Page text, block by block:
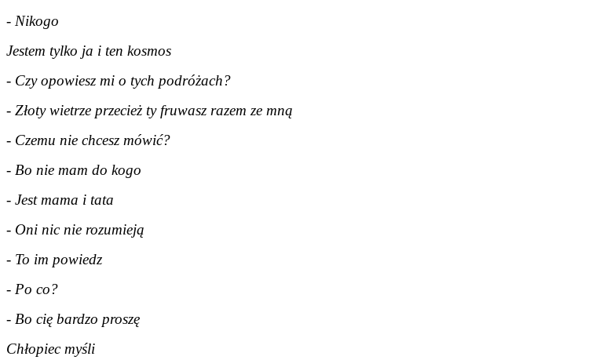
- Nikogo
Jestem tylko ja i ten kosmos
- Czy opowiesz mi o tych podróżach?
- Złoty wietrze przecież ty fruwasz razem ze mną
- Czemu nie chcesz mówić?
- Bo nie mam do kogo
- Jest mama i tata
- Oni nic nie rozumieją
- To im powiedz
- Po co?
- Bo cię bardzo proszę
Chłopiec myśli